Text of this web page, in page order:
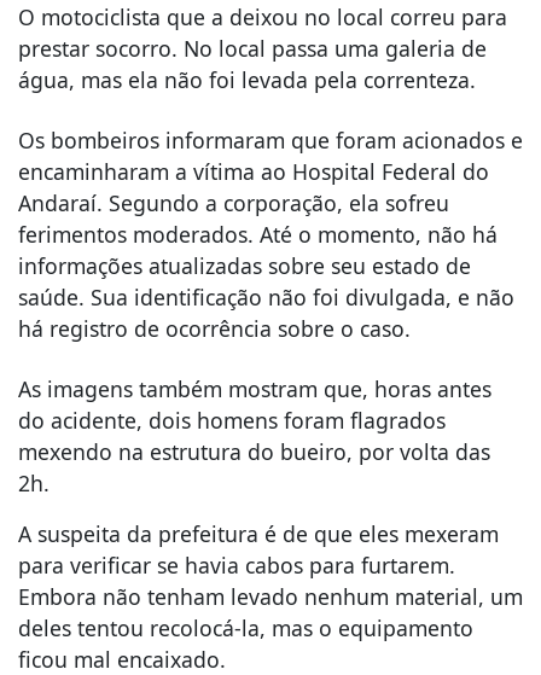
O motociclista que a deixou no local correu para
prestar socorro. No local passa uma galeria de
água, mas ela não foi levada pela correnteza.
Os bombeiros informaram que foram acionados e
encaminharam a vítima ao Hospital Federal do
Andaraí. Segundo a corporação, ela sofreu
ferimentos moderados. Até o momento, não há
informações atualizadas sobre seu estado de
saúde. Sua identificação não foi divulgada, e não
há registro de ocorrência sobre o caso.
As imagens também mostram que, horas antes
do acidente, dois homens foram flagrados
mexendo na estrutura do bueiro, por volta das
2h.
A suspeita da prefeitura é de que eles mexeram
para verificar se havia cabos para furtarem.
Embora não tenham levado nenhum material, um
deles tentou recolocá-la, mas o equipamento
ficou mal encaixado.